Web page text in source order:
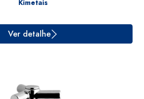
Kimetais